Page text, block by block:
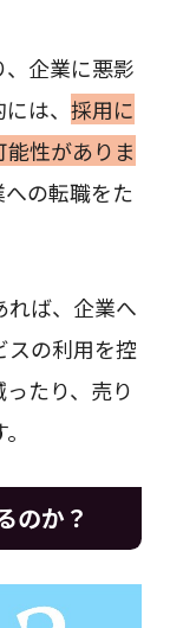
企業に悪影
は、 採用に
性がありま
の転職をた
れば、企業へ
スの利用を控
たり、売り
のか？